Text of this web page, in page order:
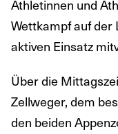
Athletinnen und
Wettkampf auf der
aktiven Einsatz
Über die
Zellweger, dem
den beiden